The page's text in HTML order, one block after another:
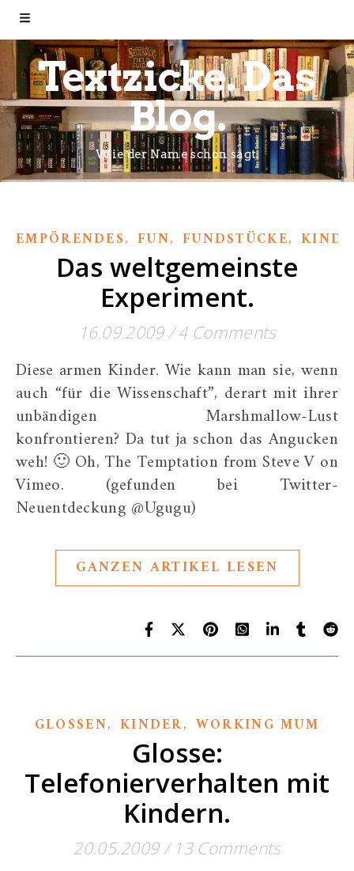
Textzicke. Das
Blog.
Wie der Name schon sagt.
EMPÖRENDES, FUN, FUNDSTÜCKE,
Das weltgemeinste
Experiment.
16.09.2009/ 4 Comments
Diese armen Kinder. Wie kann man sie, wenn
auch “für die Wissenschaft”, derart mit ihrer
unbändigen Marshmallow-Lust
konfrontieren? Da tut ja schon das Angucken
weh! 🙂 Oh, The Temptation from Steve V on
Vimeo. (gefunden bei Twitter-
Neuentdeckung @Ugugu)
GANZEN ARTIKEL LESEN
GLOSSEN, KINDER, WORKING MUM
Glosse:
Telefonierverhalten mit
Kindern.
20.05.2009 / 13 Comments